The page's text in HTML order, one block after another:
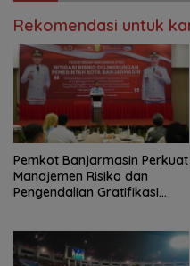
Rekomendasi untuk
Pemkot Banjarmasin Perkuat
Manajemen Risiko dan
Pengendalian Gratifikasi